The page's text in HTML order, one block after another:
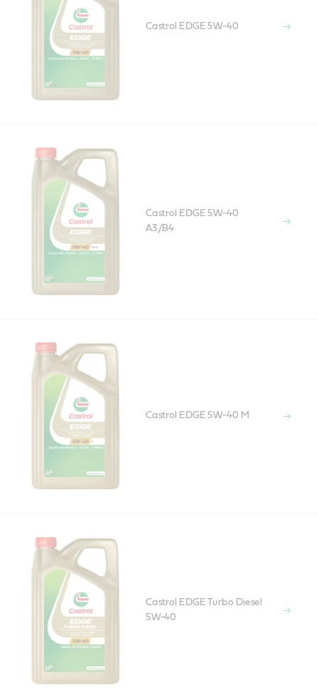
Castrol EDGE 5W-40
Castrol EDGE 5W-40
A3/B4
Castrol EDGE 5W-40 M
Castrol EDGE Turbo Diesel
5W-40